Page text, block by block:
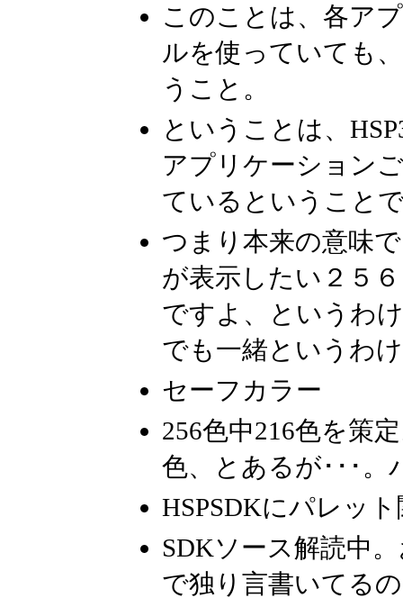
このことは、各ア
ルを使っていても
うこと。
ということは、
アプリケーション
ているということ
つまり本来の意味
が表示したい２５
ですよ、というわ
でも一緒というわ
セーフカラー
256色中216色を策
色、とあるが･･･。
HSPSDKにパレッ
SDKソース解読中
で独り言書いてる